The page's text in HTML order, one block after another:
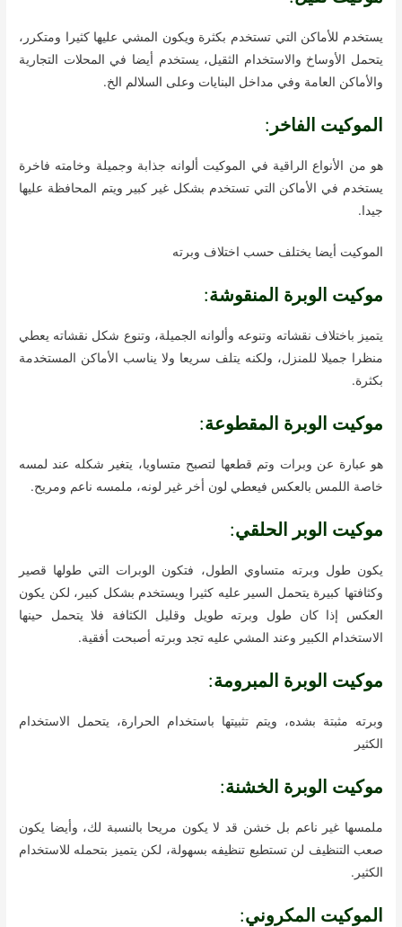
يستخدم للأماكن التي تستخدم بكثرة ويكون المشي عليها كثيرا ومتكرر،
يتحمل الأوساخ والاستخدام الثقيل، يستخدم أيضا في المحلات التجارية
والأماكن العامة وفي مداخل البنايات وعلى السلالم الخ.
الموكيت الفاخر :
هو من الأنواع الراقية في الموكيت ألوانه جذابة وجميلة وخامته فاخرة
يستخدم في الأماكن التي تستخدم بشكل غير كبير ويتم المحافظة عليها
جيدا.
الموكيت أيضا يختلف حسب اختلاف وبرته
موكيت الوبرة المنقوشة:
يتميز باختلاف نقشاته وتنوعه وألوانه الجميلة، وتنوع شكل نقشاته يعطي
منظرا جميلا للمنزل، ولكنه يتلف سريعا ولا يناسب الأماكن المستخدمة
بكثرة.
موكيت الوبرة المقطوعة:
هو عبارة عن وبرات وتم قطعها لتصبح متساويا، يتغير شكله عند لمسه
خاصة اللمس بالعكس فيعطي لون أخر غير لونه، ملمسه ناعم ومريح.
موكيت الوبر الحلقي:
يكون طول وبرته متساوي الطول، فتكون الوبرات التي طولها قصير
وكثافتها كبيرة يتحمل السير عليه كثيرا ويستخدم بشكل كبير، لكن يكون
العكس إذا كان طول وبرته طويل وقليل الكثافة فلا يتحمل حينها
الاستخدام الكبير وعند المشي عليه تجد وبرته أصبحت أفقية.
موكيت الوبرة المبرومة:
وبرته مثبتة بشده، ويتم تثبيتها باستخدام الحرارة، يتحمل الاستخدام
الكثير
موكيت الوبرة الخشنة:
ملمسها غير ناعم بل خشن قد لا يكون مريحا بالنسبة لك، وأيضا يكون
صعب التنظيف لن تستطيع تنظيفه بسهولة، لكن يتميز بتحمله للاستخدام
الكثير.
الموكيت المكروني: